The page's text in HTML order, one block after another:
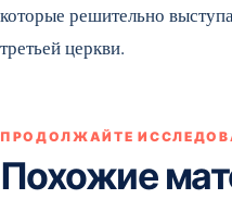
которые решительно
третьей церкви.
ПРОДОЛЖАЙТЕ
Похожие